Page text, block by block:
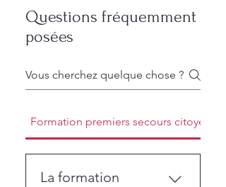
Questions fréquemment
posées
Formation premiers secours citoyen
La formation